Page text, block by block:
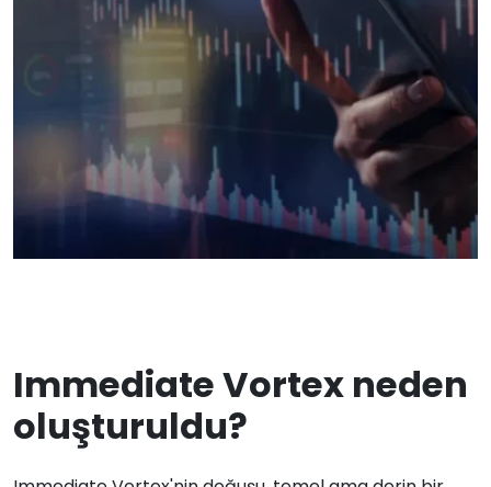
Immediate Vortex neden
oluşturuldu?